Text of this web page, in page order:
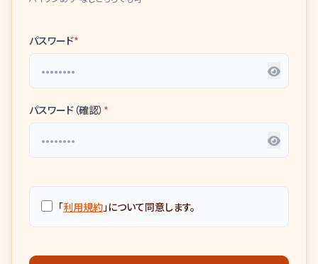
パスワード*
パスワード（確認） *
「利用規約」について同意します。